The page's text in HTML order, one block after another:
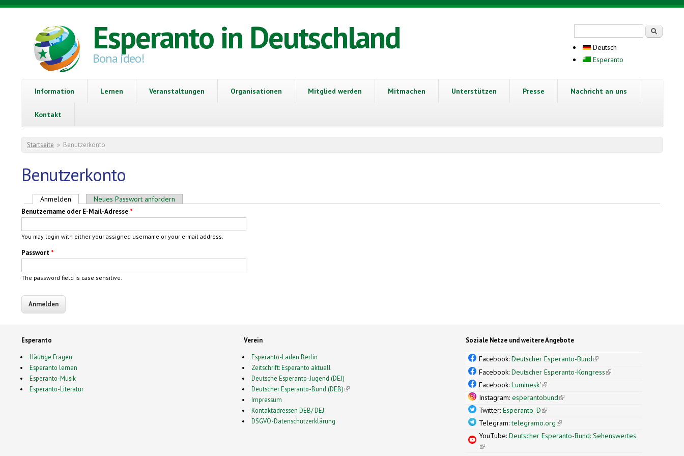
Direkt zum Inhalt
Esperanto in Deutschland
Bona ideo!
Deutsch
Esperanto
Information Lernen Veranstaltungen Organisationen Mitglied werden Mitmachen Unterstützen Presse Nachricht an uns
Kontakt
Sie sind hier
Startseite » Benutzerkonto
Benutzerkonto
Haupt-Reiter
Anmelden (aktiver Reiter)
Neues Passwort anfordern
Benutzername oder E-Mail-Adresse *
You may login with either your assigned username or your e-mail address.
Passwort *
The password field is case sensitive.
Esperanto
Häufige Fragen
Esperanto lernen
Esperanto-Musik
Esperanto-Literatur
Verein
Esperanto-Laden Berlin
Zeitschrift: Esperanto aktuell
Deutsche Esperanto-Jugend (DEJ)
Deutscher Esperanto-Bund (DEB)(link is external)
Impressum
Kontaktadressen DEB/ DEJ
DSGVO-Datenschutzerklärung
Soziale Netze und weitere Angebote
Facebook:Deutscher Esperanto-Bund(link is external)
Facebook:Deutscher Esperanto-Kongress(link is external)
Facebook:Luminesk'(link is external)
Instagram:esperantobund(link is external)
Twitter:Esperanto_D(link is external)
Telegram:telegramo.org(link is external)
YouTube:Deutscher Esperanto-Bund: Sehenswertes
(link is external)